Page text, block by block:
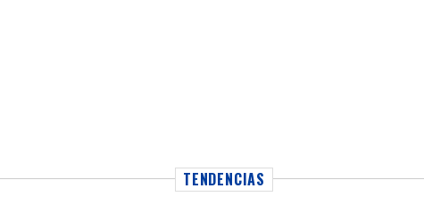
TENDENCIAS